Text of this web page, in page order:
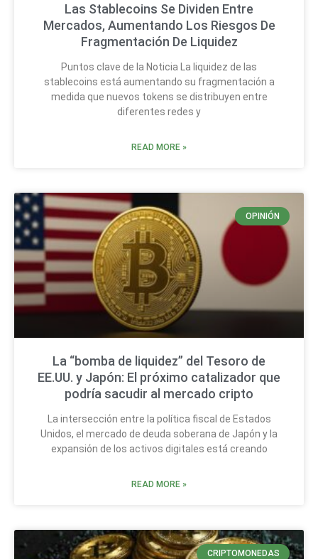
Las Stablecoins Se Dividen Entre
Mercados, Aumentando Los Riesgos De
Fragmentación De Liquidez
Puntos clave de la Noticia La liquidez de las
stablecoins está aumentando su fragmentación a
medida que nuevos tokens se distribuyen entre
diferentes redes y
READ MORE »
OPINIÓN
La “bomba de liquidez” del Tesoro de
EE.UU. y Japón: El próximo catalizador que
podría sacudir al mercado cripto
La intersección entre la política fiscal de Estados
Unidos, el mercado de deuda soberana de Japón y la
expansión de los activos digitales está creando
READ MORE »
CRIPTOMONEDAS